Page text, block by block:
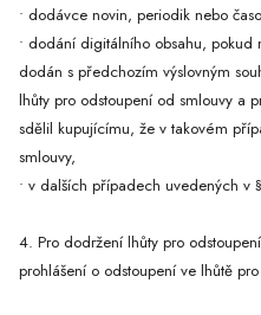
• dodávce novin, periodik nebo
• dodání digitálního obsahu,
dodán s předchozím výslovným
lhůty pro odstoupení od smlouvy a
sdělil kupujícímu, že v takovém
smlouvy,
• v dalších případech uvedených v
4. Pro dodržení lhůty pro
prohlášení o odstoupení ve lhůtě